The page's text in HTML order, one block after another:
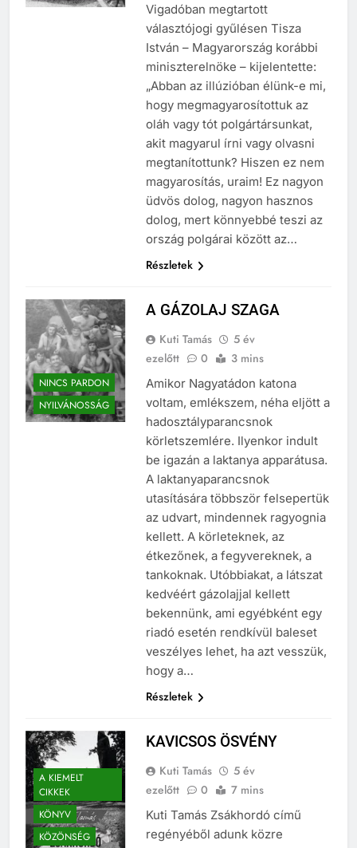
Vigadóban megtartott
választójogi gyűlésen Tisza
István – Magyarország korábbi
miniszterelnöke – kijelentette:
„Abban az illúzióban élünk-e mi,
hogy megmagyarosítottuk az
oláh vagy tót polgártársunkat,
akit magyarul írni vagy olvasni
megtanítottunk? Hiszen ez nem
magyarosítás, uraim! Ez nagyon
üdvös dolog, nagyon hasznos
dolog, mert könnyebbé teszi az
ország polgárai között az…
Részletek
NINCS PARDON
NYILVÁNOSSÁG
A GÁZOLAJ SZAGA
Kuti Tamás
5 év
ezelőtt
0 3 mins
Amikor Nagyatádon katona
voltam, emlékszem, néha eljött a
hadosztályparancsnok
körletszemlére. Ilyenkor indult
be igazán a laktanya apparátusa.
A laktanyaparancsnok
utasítására többször felsepertük
az udvart, mindennek ragyognia
kellett. A körleteknek, az
étkezőnek, a fegyvereknek, a
tankoknak. Utóbbiakat, a látszat
kedvéért gázolajjal kellett
bekennünk, ami egyébként egy
riadó esetén rendkívül baleset
veszélyes lehet, ha azt vesszük,
hogy a…
Részletek
A KIEMELT
CIKKEK
KÖNYV
KÖZÖNSÉG
KAVICSOS ÖSVÉNY
Kuti Tamás
5 év
ezelőtt
0 7 mins
Kuti Tamás Zsákhordó című
regényéből adunk közre